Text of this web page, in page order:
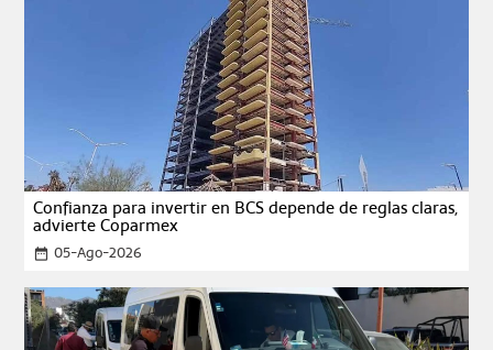
Confianza para invertir en BCS depende de reglas claras,
advierte Coparmex
date_range 05-Ago-2026